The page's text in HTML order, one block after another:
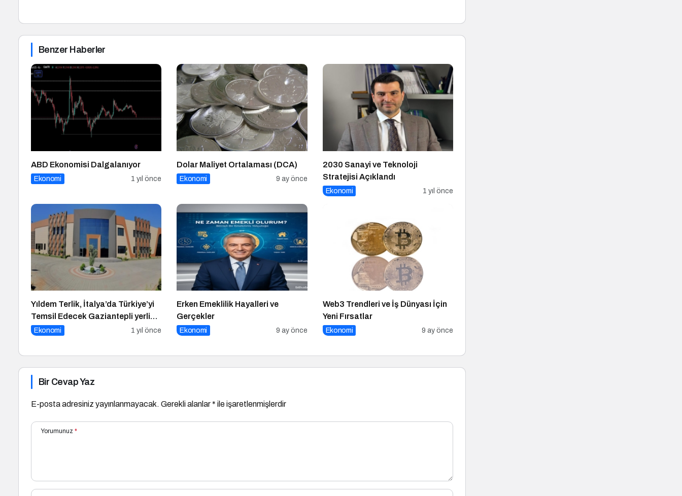
Benzer Haberler
ABD Ekonomisi Dalgalanıyor
Ekonomi 1 yıl önce
Dolar Maliyet Ortalaması (DCA)
Ekonomi 9 ay önce
2030 Sanayi ve Teknoloji
Stratejisi Açıklandı
Ekonomi 1 yıl önce
Yıldem Terlik, İtalya’da Türkiye’yi
Temsil Edecek Gaziantepli yerli
üretici, Avrupa’nın en prestijli
Ekonomi 1 yıl önce
Erken Emeklilik Hayalleri ve
Gerçekler
Ekonomi 9 ay önce
Web3 Trendleri ve İş Dünyası İçin
Yeni Fırsatlar
Ekonomi 9 ay önce
Bir Cevap Yaz
E-posta adresiniz yayınlanmayacak. Gerekli alanlar* ile işaretlenmişlerdir
Yorumunuz *